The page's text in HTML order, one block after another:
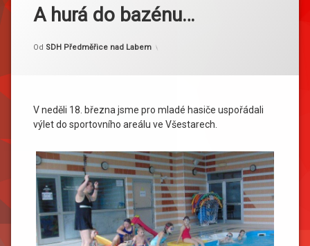
A hurá do bazénu…
Publikováno18. 3. 2018
Aktualizováno 23. 3. 2018
Od SDH Předměřice nad Labem
V neděli 18. března jsme pro mladé hasiče uspořádali
výlet do sportovního areálu ve Všestarech.